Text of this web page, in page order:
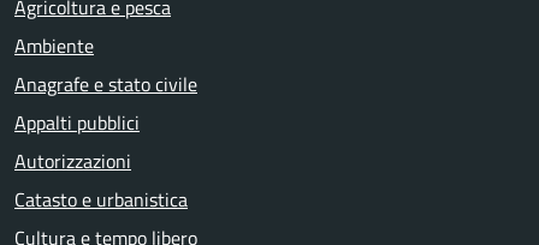
Agricoltura e pesca
Ambiente
Anagrafe e stato civile
Appalti pubblici
Autorizzazioni
Catasto e urbanistica
Cultura e tempo libero